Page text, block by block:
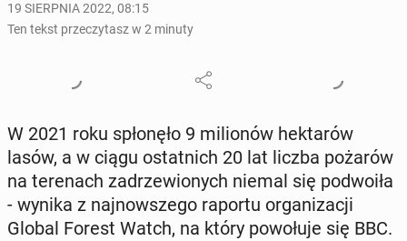
19 SIERPNIA 2022, 08:15
Ten tekst przeczytasz w 2 minuty
W 2021 roku spło­nę­ło 9 mi­lio­nów hek­ta­rów
lasów, a w ciągu ostat­nich 20 lat liczba pożarów
na te­re­nach za­drze­wio­nych niemal się po­dwo­iła
- wynika z naj­now­sze­go raportu or­ga­ni­za­cji
Global Forest Watch, na który po­wo­łu­je się BBC.